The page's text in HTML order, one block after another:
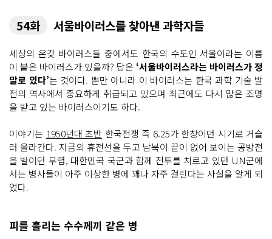
54화 서울바이러스를 찾아낸 과학자들
세상의 온갖 바이러스들 중에서도 한국의 수도인 서울이라는 이름
이 붙은 바이러스가 있을까? 답은 ‘서울바이러스라는 바이러스가 정
말로 있다’는 것이다. 뿐만 아니라 이 바이러스는 한국 과학 기술 발
전의 역사에서 중요하게 취급되고 있으며 최근에도 다시 많은 조명
을 받고 있는 바이러스이기도 하다.
이야기는 1950년대 초반 한국전쟁 즉 6.25가 한창이던 시기로 거슬
러 올라간다. 지금의 휴전선을 두고 남북이 끝이 없어 보이는 공방전
을 벌이던 무렵, 대한민국 국군과 함께 전투를 치르고 있던 UN군에
서는 병사들이 아주 이상한 병에 꽤나 자주 걸린다는 사실을 알게 되
었다.
피를 흘리는 수수께끼 같은 병